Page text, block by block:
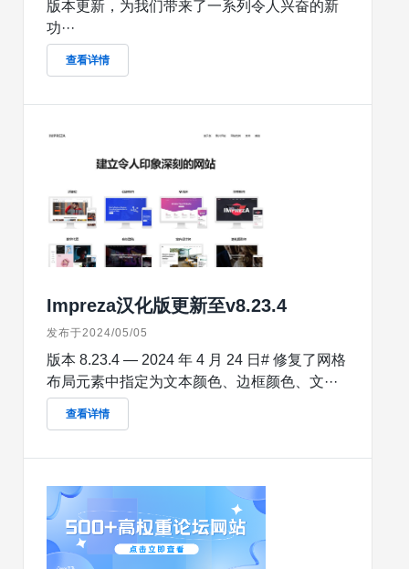
版本更新，为我们带来了一系列令人兴奋的新
功···
查看详情
Impreza汉化版更新至v8.23.4
发布于2024/05/05
版本 8.23.4 — 2024 年 4 月 24 日# 修复了网格
布局元素中指定为文本颜色、边框颜色、文···
查看详情